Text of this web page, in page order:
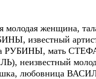
женщина,
известный
РУБИНЫ, мать
неизвестный
любовница